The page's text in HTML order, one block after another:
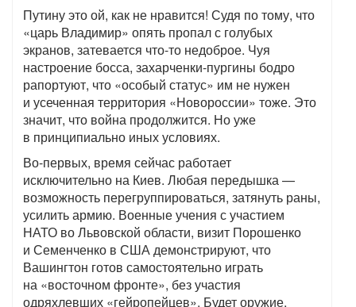
Путину это ой, как не нравится! Судя по тому, что
«царь Владимир» опять пропал с голубых
экранов, затевается что-то недоброе. Чуя
настроение босса, захарченки-пургины бодро
рапортуют, что «особый статус» им не нужен
и усеченная территория «Новороссии» тоже. Это
значит, что война продолжится. Но уже
в принципиально иных условиях.
Во-первых, время сейчас работает
исключительно на Киев. Любая передышка —
возможность перегруппироваться, затянуть раны,
усилить армию. Военные учения с участием
НАТО во Львовской области, визит Порошенко
и Семенченко в США демонстрируют, что
Вашингтон готов самостоятельно играть
на «восточном фронте», без участия
одряхлевших «гейропейцев». Будет оружие,